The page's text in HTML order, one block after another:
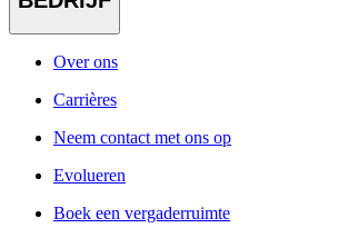
Over ons
Carrières
Neem contact met ons op
Evolueren
Boek een vergaderruimte